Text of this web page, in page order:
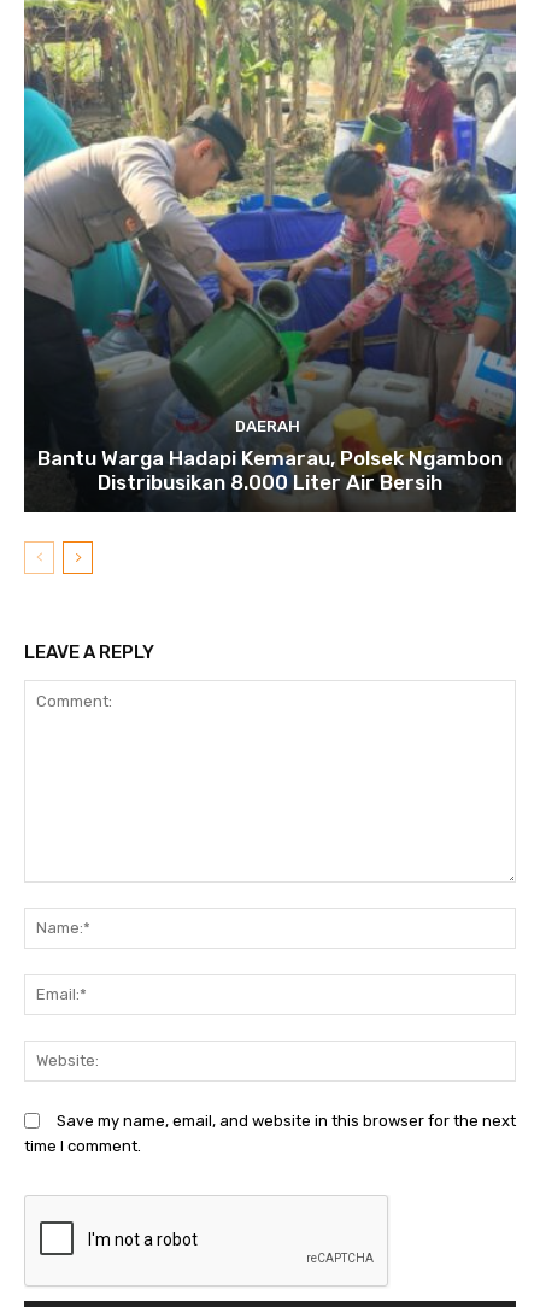
DAERAH
Bantu Warga Hadapi Kemarau, Polsek Ngambon
Distribusikan 8.000 Liter Air Bersih
LEAVE A REPLY
Save my name, email, and website in this browser for the next
time I comment.